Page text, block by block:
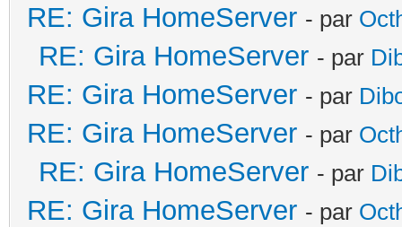
RE: Gira HomeServer - par
RE: Gira HomeServer - par
RE: Gira HomeServer - par
RE: Gira HomeServer - par
RE: Gira HomeServer - par
RE: Gira HomeServer - par